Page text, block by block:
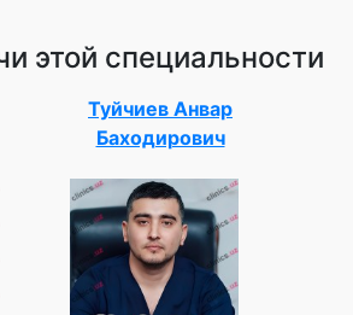
этой специальности
Туйчиев Анвар
Баходирович